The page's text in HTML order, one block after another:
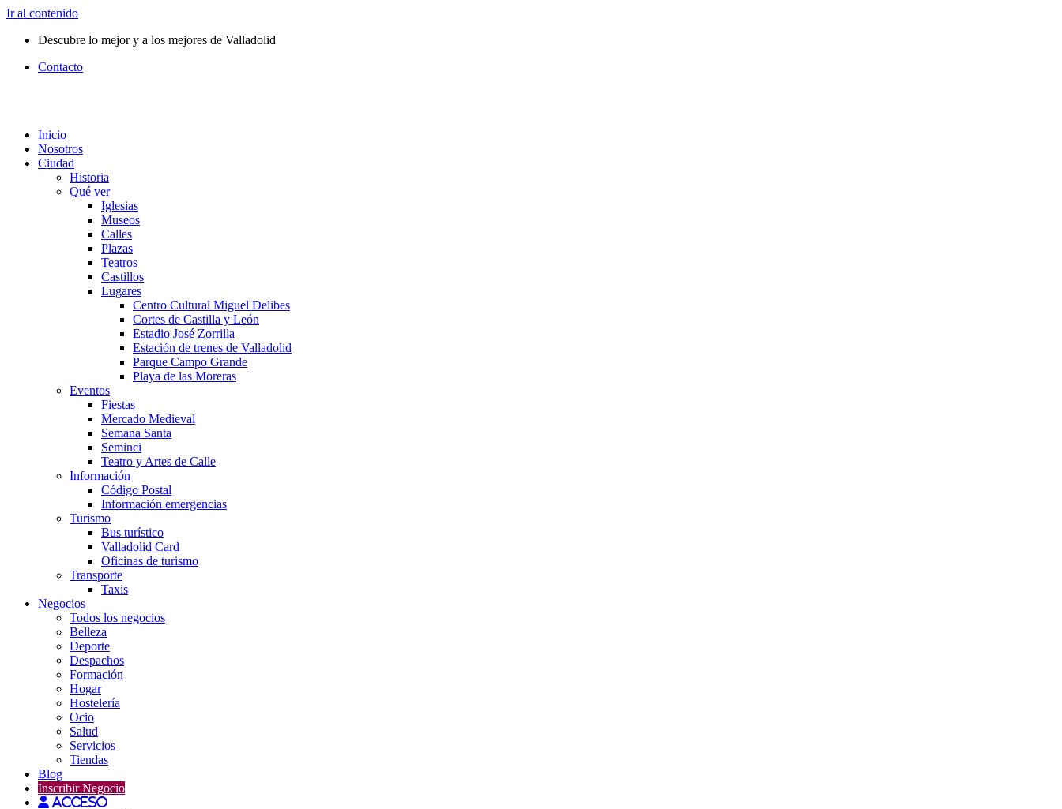
Ir al contenido
Descubre lo mejor y a los mejores de Valladolid
Contacto
Inicio
Nosotros
Ciudad
Historia
Qué ver
Iglesias
Museos
Calles
Plazas
Teatros
Castillos
Lugares
Centro Cultural Miguel Delibes
Cortes de Castilla y León
Estadio José Zorrilla
Estación de trenes de Valladolid
Parque Campo Grande
Playa de las Moreras
Eventos
Fiestas
Mercado Medieval
Semana Santa
Seminci
Teatro y Artes de Calle
Información
Código Postal
Información emergencias
Turismo
Bus turístico
Valladolid Card
Oficinas de turismo
Transporte
Taxis
Negocios
Todos los negocios
Belleza
Deporte
Despachos
Formación
Hogar
Hostelería
Ocio
Salud
Servicios
Tiendas
Blog
Inscribir Negocio
Acceso